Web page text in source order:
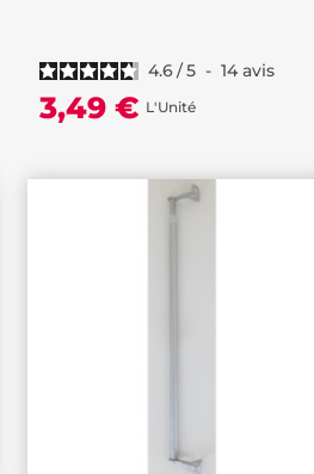
4.6/5 - 14 avis
3,49 € L'Unité